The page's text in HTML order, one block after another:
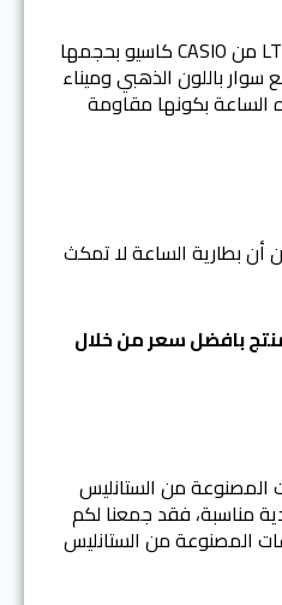
تتميز ساعة LTP-V001G-9B من CASIO كاسيو بحجمها
15 ملم- مع سوار باللون الذهبي وميناء
الساعة بكونها مقاومة
أن بطارية الساعة لا تمكث
بافضل سعر من خلال
من الستانليس
مناسبة، فقد جمعنا لكم
المصنوعة من الستانليس